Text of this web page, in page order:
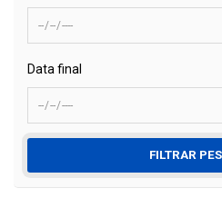
Data final
FILTRAR